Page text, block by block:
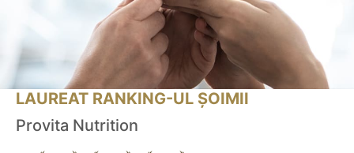
LAUREAT RANKING-UL ȘOIMII
Provita Nutrition